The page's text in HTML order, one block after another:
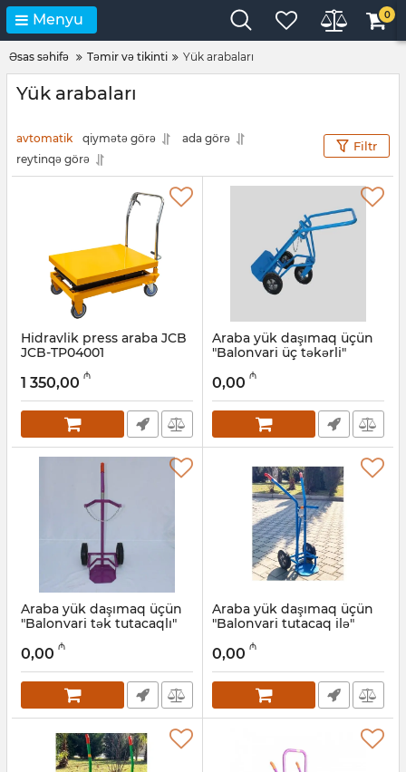
Menyu 0
Əsas səhifə Təmir və tikinti Yük arabaları
Yük arabaları
avtomatik qiymətə görə
ada görə
reytinqə görə
Filtr
Hidravlik press araba JCB
JCB-TP04001
12018474
1 350,00 ₼
Araba yük daşımaq üçün
"Balonvari üç təkərli"
025001004
0,00 ₼
Araba yük daşımaq üçün
"Balonvari tək tutacaqlı"
025001005
0,00 ₼
Araba yük daşımaq üçün
"Balonvari tutacaq ilə"
025001006
0,00 ₼